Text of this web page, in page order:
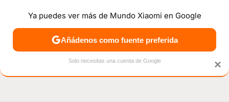
NOTICIAS MÓVILES TUTORIALES OFERTAS
×
Ya puedes ver más de Mundo Xiaomi en Google
Añádenos como fuente preferida
Solo necesitas una cuenta de Google